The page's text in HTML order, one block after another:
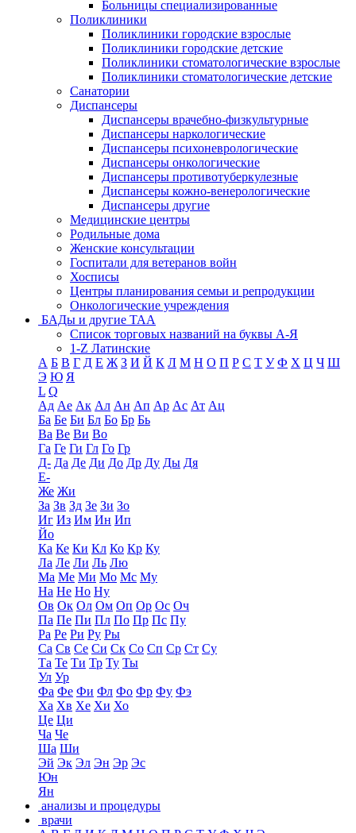
Больницы специализированные
Поликлиники
Поликлиники городские взрослые
Поликлиники городские детские
Поликлиники стоматологические взрослые
Поликлиники стоматологические детские
Санатории
Диспансеры
Диспансеры врачебно-физкультурные
Диспансеры наркологические
Диспансеры психоневрологические
Диспансеры онкологические
Диспансеры противотуберкулезные
Диспансеры кожно-венерологические
Диспансеры другие
Медицинские центры
Родильные дома
Женские консультации
Госпитали для ветеранов войн
Хосписы
Центры планирования семьи и репродукции
Онкологические учреждения
БАДы и другие ТАА
Список торговых названий на буквы А-Я
1-Z Латинские
А Б В Г Д Е Ж З И Й К Л М Н О П Р С Т У Ф Х Ц Ч Ш
Э Ю Я
L Q
Ад Ае Ак Ал Ан Ап Ар Ас Ат Ац
Ба Бе Би Бл Бо Бр Бь
Ва Ве Ви Во
Га Ге Ги Гл Го Гр
Д- Да Де Ди До Др Ду Ды Дя
Е-
Же Жи
За Зв Зд Зе Зи Зо
Иг Из Им Ин Ип
Йо
Ка Ке Ки Кл Ко Кр Ку
Ла Ле Ли Ль Лю
Ма Ме Ми Мо Мс Му
На Не Но Ну
Ов Ок Ол Ом Оп Ор Ос Оч
Па Пе Пи Пл По Пр Пс Пу
Ра Ре Ри Ру Ры
Са Св Се Си Ск Со Сп Ср Ст Су
Та Те Ти Тр Ту Ты
Ул Ур
Фа Фе Фи Фл Фо Фр Фу Фэ
Ха Хв Хе Хи Хо
Це Ци
Ча Че
Ша Ши
Эй Эк Эл Эн Эр Эс
Юн
Ян
анализы и процедуры
врачи